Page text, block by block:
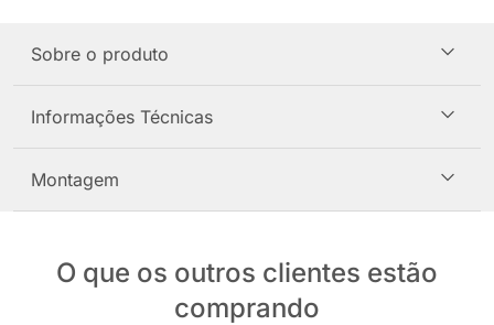
Sobre o produto
Informações Técnicas
Montagem
O que os outros clientes estão
comprando